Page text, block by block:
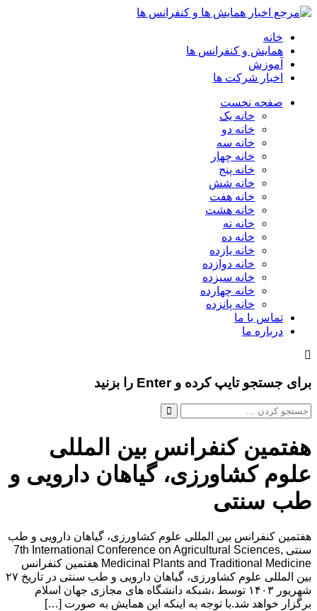
خانه
همایش و کنفرانس ها
آموزش
اخبار شرکت ها
صفحه نخست
خانه یک
خانه دو
خانه سه
خانه چهار
خانه پنج
خانه شش
خانه هفت
خانه هشت
خانه نه
خانه ده
خانه یازده
خانه دوازده
خانه سیزده
خانه چهارده
خانه پانزده
تماس با ما
درباره ما
برای جستجو تایپ کرده و Enter را بزنید
هفتمین کنفرانس بین المللی
علوم کشاورزی، گیاهان دارویی و
طب سنتی
هفتمین کنفرانس بین المللی علوم کشاورزی، گیاهان دارویی و طب
سنتی 7th International Conference on Agricultural Sciences,
Medicinal Plants and Traditional Medicine هفتمین کنفرانس
بین المللی علوم کشاورزی، گیاهان دارویی و طب سنتی در تاریخ ۲۷
شهریور ۱۴۰۳ توسط ،شبکه دانشگاه های مجازی جهان اسلام
برگزار خواهد شد.با توجه به اینکه این همایش به صورت […]